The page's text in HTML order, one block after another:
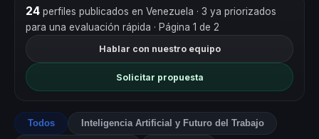
24perfiles publicados en Venezuela · 3 ya priorizados
para una evaluación rápida · Página 1 de 2
Hablar con nuestro equipo
Solicitar propuesta
Todos Inteligencia Artificial y Futuro del Trabajo